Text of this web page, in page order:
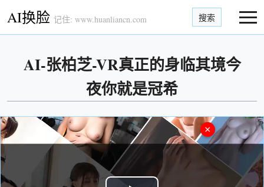
AI换脸 记住: www.huanliancn.com 搜索
AI-张柏芝-VR真正的身临其境今
夜你就是冠希
×